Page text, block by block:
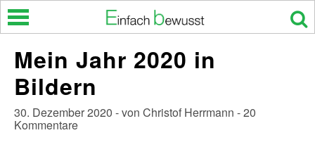
Skip
Mein Jahr 2020 in
Bildern
30. Dezember 2020 - von Christof Herrmann - 20
Kommentare